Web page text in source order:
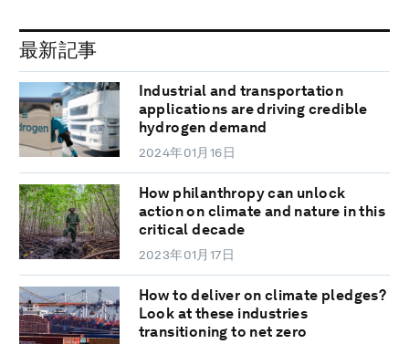
最新記事
Industrial and transportation
applications are driving credible
hydrogen demand
2024年01月16日
How philanthropy can unlock
action on climate and nature in this
critical decade
2023年01月17日
How to deliver on climate pledges?
Look at these industries
transitioning to net zero